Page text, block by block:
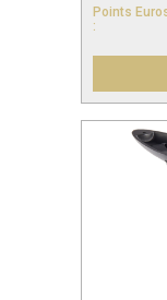
Points
: